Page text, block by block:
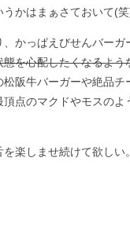
かはまぁさておいて(
かっぱえびせんバー
態を心配したくなるよう
阪牛バーガーや絶品
点のマクドやモスの
楽しませ続けて欲し